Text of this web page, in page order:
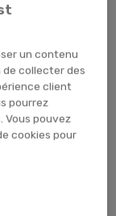
sur le
est à
les sociétés
votre situation
un contenu
collecter des
client
pourrez
Vous pouvez
cookies pour